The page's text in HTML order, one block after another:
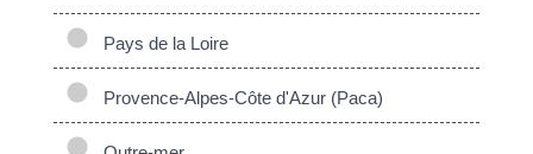
Pays de la Loire
Provence-Alpes-Côte d'Azur (Paca)